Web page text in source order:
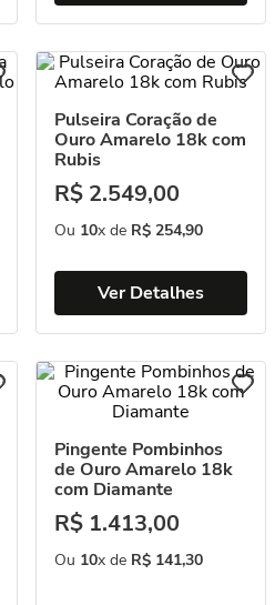
Pulseira Coração de
Ouro Amarelo 18k com
Rubis
R$ 2.549,00
Ou 10x de R$ 254,90
Ver Detalhes
Pingente Pombinhos
de Ouro Amarelo 18k
com Diamante
R$ 1.413,00
Ou 10x de R$ 141,30